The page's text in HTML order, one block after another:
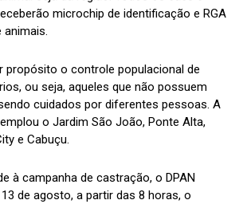
microchip de identificação e RGA
animais.
propósito o controle populacional de
ou seja, aqueles que não possuem
cuidados por diferentes pessoas. A
o Jardim São João, Ponte Alta,
e Cabuçu.
à campanha de castração, o DPAN
de agosto, a partir das 8 horas, o